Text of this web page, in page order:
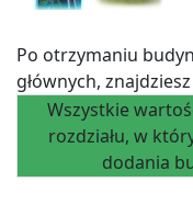
Po otrzymaniu
głównych,
Wszystkie
rozdziału, w
dodania